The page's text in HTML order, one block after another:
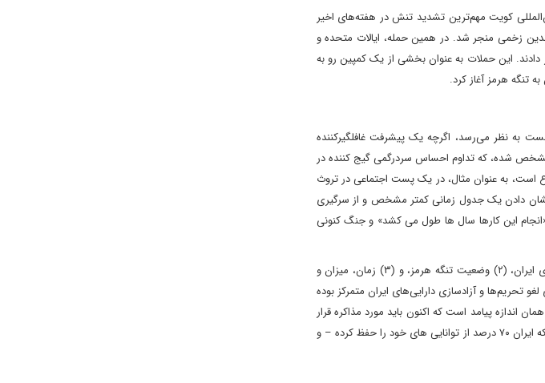
هواپیمای بدون سرنشین ایران در ۳ ژوئن به فرودگاه بین‌المللی کویت مهم‌ترین تشدید تنش در هفته‌های اخیر
زخمی منجر شد. در همین حمله، ایالات متحده و
این حملات به عنوان بخشی از یک کمپین رو به
به نظر می‌رسد، اگرچه یک پیشرفت غافلگیرکننده
شده، که تداوم احساس سردرگمی گیج کننده در
است، به عنوان مثال، در یک پست اجتماعی در تروث
و نشان دادن یک جدول زمانی کمتر مشخص و از سرگیری
کرد: «انجام این کارها سال ها طول می کشد» و جنگ کنونی
اختلاف‌های مهم ایالات متحده و ایران را بر سه موضوع اصلی می‌توان تقسیم ‌کرد: (۱) جاه‌طلبی‌های هسته‌ای ایران، (۲) وضعیت تنگه هرمز، و (۳) زمان، میزان و
تحریم‌ها و آزادسازی دارایی‌های ایران متمرکز بوده
اندازه پیامد است که اکنون باید مورد مذاکره قرار
گیرد. سوالات در مورد توانمندی‌های موشکی بالستیک ایران – منابع اطلاعاتی ایالات متحده تخمین می زنند که ایران ۷۰ درصد از توانایی های خود را حفظ کرده – و